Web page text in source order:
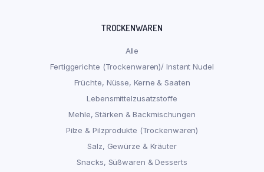
TROCKENWAREN
Alle
Fertiggerichte (Trockenwaren)/ Instant Nudel
Früchte, Nüsse, Kerne & Saaten
Lebensmittelzusatzstoffe
Mehle, Stärken & Backmischungen
Pilze & Pilzprodukte (Trockenwaren)
Salz, Gewürze & Kräuter
Snacks, Süßwaren & Desserts